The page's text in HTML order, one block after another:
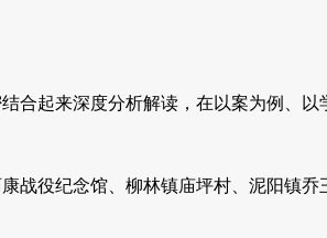
合起来深度分析解读，在以案为例、以
战役纪念馆、柳林镇庙坪村、泥阳镇乔